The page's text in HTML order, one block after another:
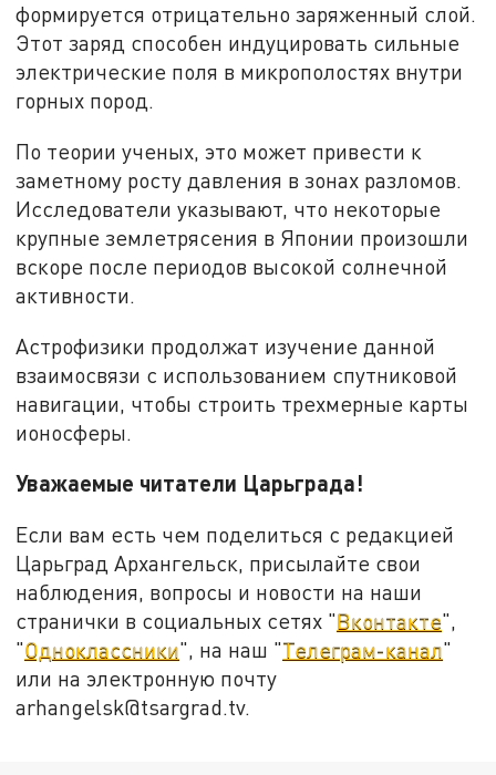
формируется отрицательно заряженный слой.
Этот заряд способен индуцировать сильные
электрические поля в микрополостях внутри
горных пород.
По теории ученых, это может привести к
заметному росту давления в зонах разломов.
Исследователи указывают, что некоторые
крупные землетрясения в Японии произошли
вскоре после периодов высокой солнечной
активности.
Астрофизики продолжат изучение данной
взаимосвязи с использованием спутниковой
навигации, чтобы строить трехмерные карты
ионосферы.
Уважаемые читатели Царьграда!
Если вам есть чем поделиться с редакцией
Царьград Архангельск, присылайте свои
наблюдения, вопросы и новости на наши
странички в социальных сетях "Вконтакте",
"Одноклассники", на наш "Телеграм-канал"
или на электронную почту
arhangelsk@tsargrad.tv.